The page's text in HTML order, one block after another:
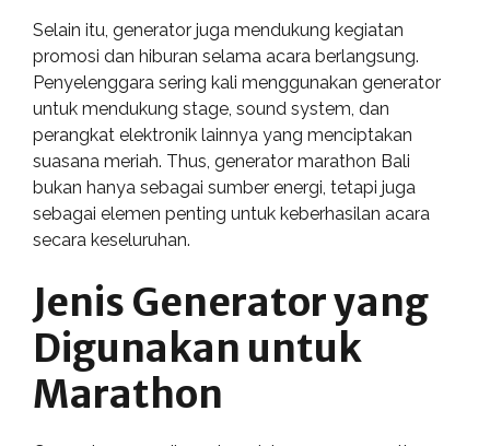
Selain itu, generator juga mendukung kegiatan
promosi dan hiburan selama acara berlangsung.
Penyelenggara sering kali menggunakan generator
untuk mendukung stage, sound system, dan
perangkat elektronik lainnya yang menciptakan
suasana meriah. Thus, generator marathon Bali
bukan hanya sebagai sumber energi, tetapi juga
sebagai elemen penting untuk keberhasilan acara
secara keseluruhan.
Jenis Generator yang
Digunakan untuk
Marathon